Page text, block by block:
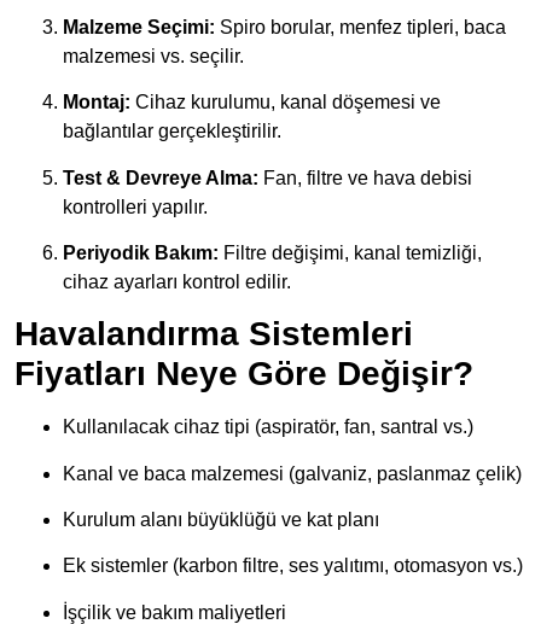
Malzeme Seçimi: Spiro borular, menfez tipleri, baca
malzemesi vs. seçilir.
Montaj: Cihaz kurulumu, kanal döşemesi ve
bağlantılar gerçekleştirilir.
Test & Devreye Alma: Fan, filtre ve hava debisi
kontrolleri yapılır.
Periyodik Bakım: Filtre değişimi, kanal temizliği,
cihaz ayarları kontrol edilir.
Havalandırma Sistemleri
Fiyatları Neye Göre Değişir?
Kullanılacak cihaz tipi (aspiratör, fan, santral vs.)
Kanal ve baca malzemesi (galvaniz, paslanmaz çelik)
Kurulum alanı büyüklüğü ve kat planı
Ek sistemler (karbon filtre, ses yalıtımı, otomasyon vs.)
İşçilik ve bakım maliyetleri